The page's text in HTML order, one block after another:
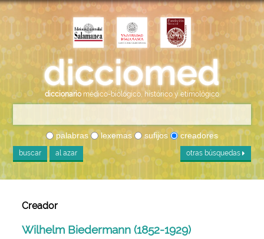
diccionario médico-biológico, histórico y etimológico
palabras lexemas sufijos creadores
buscar al azar otras búsquedas
Creador
Wilhelm Biedermann (1852-1929)